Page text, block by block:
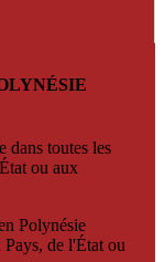
dans toutes les
ou aux
Polynésie
Pays, de l'État ou